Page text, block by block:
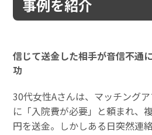
事例を紹介
信じて送金した相手が音信不通
功
30代女性Aさんは、マッチング
に「入院費が必要」と頼まれ、
円を送金。しかしある日突然連